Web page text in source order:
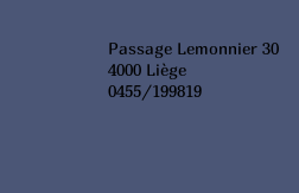
Passage Lemonnier 30
4000 Liège
0455/199819